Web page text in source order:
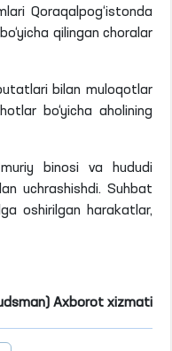
Qoraqalpog‘istonda
qilingan choralar
bilan muloqotlar
bo‘yicha aholining
binosi va hududi
uchrashishdi. Suhbat
oshirilgan harakatlar,
Axborot xizmati